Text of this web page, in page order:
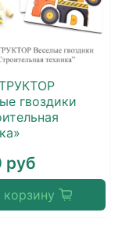
гвоздики
руб
корзину